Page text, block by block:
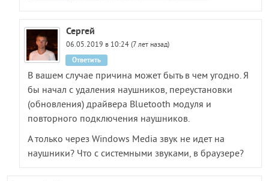
Сергей
06.05.2019 в 10:24 (7 лет назад)
В вашем случае причина может быть в чем угодно. Я
бы начал с удаления наушников, переустановки
(обновления) драйвера Bluetooth модуля и
повторного подключения наушников.
А только через Windows Media звук не идет на
наушники? Что с системными звуками, в браузере?
Ответить